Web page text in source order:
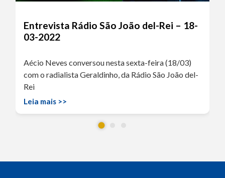
Entrevista Rádio São João del-Rei – 18-
03-2022
Aécio Neves conversou nesta sexta-feira (18/03)
com o radialista Geraldinho, da Rádio São João del-
Rei
Leia mais >>